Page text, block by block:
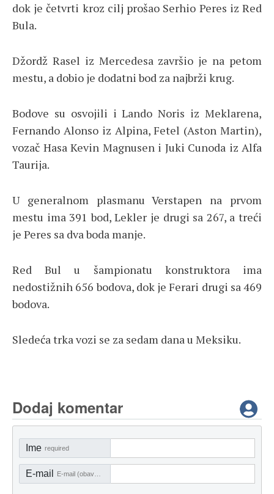
dok je četvrti kroz cilj prošao Serhio Peres iz Red
Bula.
Džordž Rasel iz Mercedesa završio je na petom
mestu, a dobio je dodatni bod za najbrži krug.
Bodove su osvojili i Lando Noris iz Meklarena,
Fernando Alonso iz Alpina, Fetel (Aston Martin),
vozač Hasa Kevin Magnusen i Juki Cunoda iz Alfa
Taurija.
U generalnom plasmanu Verstapen na prvom
mestu ima 391 bod, Lekler je drugi sa 267, a treći
je Peres sa dva boda manje.
Red Bul u šampionatu konstruktora ima
nedostižnih 656 bodova, dok je Ferari drugi sa 469
bodova.
Sledeća trka vozi se za sedam dana u Meksiku.
Dodaj komentar
Ime required
E-mail